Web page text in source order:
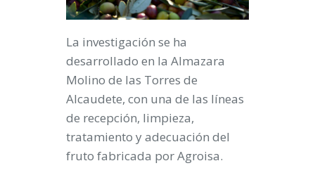
La investigación se ha
desarrollado en la Almazara
Molino de las Torres de
Alcaudete, con una de las líneas
de recepción, limpieza,
tratamiento y adecuación del
fruto fabricada por Agroisa.